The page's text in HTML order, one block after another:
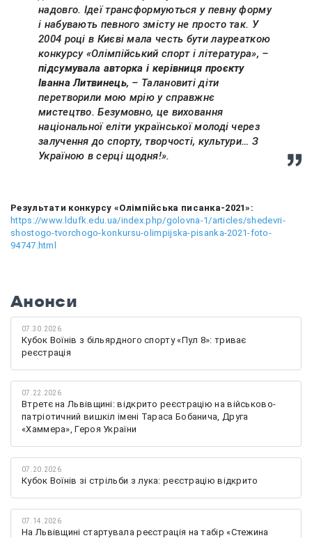
надовго. Ідеї трансформуються у певну форму
і набувають певного змісту не просто так. У
2004 році в Києві мала честь бути лауреаткою
конкурсу «Олімпійський спорт і література», –
підсумувала авторка і керівниця проєкту
Іванна Литвинець, – Талановитідіти
перетворили мою мрію у справжнє
мистецтво.Безумовно, це виховання
національної еліти української молоді через
залучення до спорту, творчості, культури… З
Україною в серці щодня!».
Результати конкурсу «Олімпійська писанка-2021»:
https://www.ldufk.edu.ua/index.php/golovna-1/articles/shedevri-
shostogo-tvorchogo-konkursu-olimpijska-pisanka-2021-foto-
94747.html
Анонси
07.30.2026
Кубок Воїнів з більярдного спорту «Пул 8»: триває
реєстрація
07.22.2026
Втретє на Львівщині: відкрито реєстрацію на військово-
патріотичний вишкіл імені Тараса Бобанича, Друга
«Хаммера», Героя України
07.20.2026
Кубок Воїнів зі стрільби з лука: реєстрацію відкрито
07.14.2026
На Львівщині стартувала реєстрація на табір «Стежина